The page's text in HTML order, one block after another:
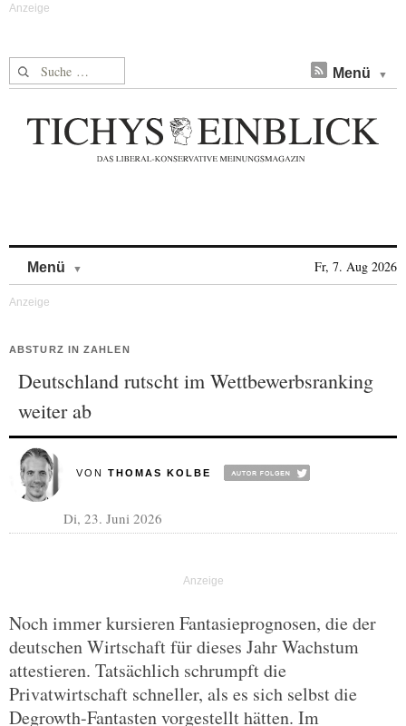
Suche nach: Menü
Menü Fr, 7. Aug 2026
ABSTURZ IN ZAHLEN
Deutschland rutscht im Wettbewerbsranking
weiter ab
VON THOMAS KOLBE
Di, 23. Juni 2026
Noch immer kursieren Fantasieprognosen, die der
deutschen Wirtschaft für dieses Jahr Wachstum
attestieren. Tatsächlich schrumpft die
Privatwirtschaft schneller, als es sich selbst die
Degrowth-Fantasten vorgestellt hätten. Im